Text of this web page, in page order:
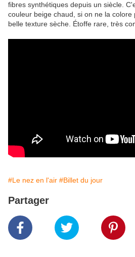
fibres synthétiques depuis un siècle.
couleur beige chaud, si on ne la
belle texture sèche. Étoffe rare, très
#Le nez en l'air #Billet du jour
Partager